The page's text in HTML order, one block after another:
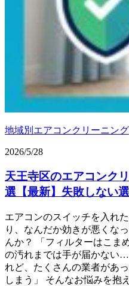
地域別エアコンクリーニング
2026/5/28
天王寺区のエアコンク
選【最新】失敗しない
エアコンのスイッチを入れ
り、なんだか効きが悪くな
んか？ 「フィルターはこま
の汚れまでは手が届かない
れど、たくさんの業者があ
しまう」 そんなお悩みを抱